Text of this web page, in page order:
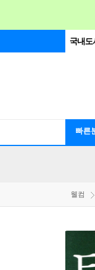
국내도
빠른
웰컴